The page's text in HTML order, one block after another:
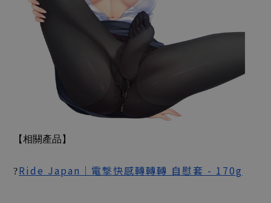
【相關產品】
?Ride Japan｜電撃快感轉轉轉 自慰套 - 170g